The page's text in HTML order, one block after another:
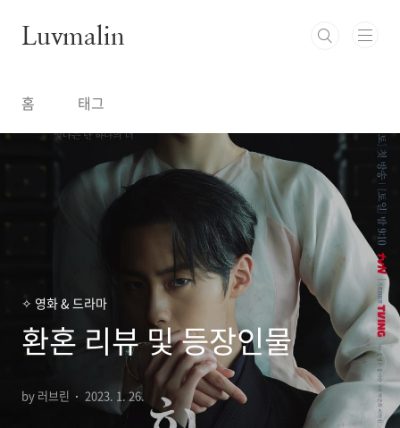
Luvmalin
홈 태그
✧ 영화 & 드라마
환혼 리뷰 및 등장인물
by 러브린 2023. 1. 26.